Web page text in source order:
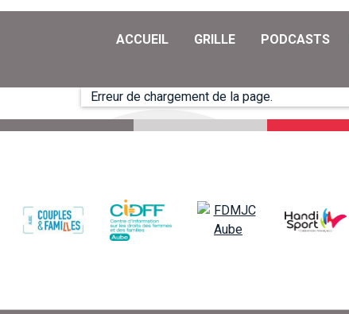
ACCUEIL GRILLE PODCASTS
Erreur de chargement de la page.